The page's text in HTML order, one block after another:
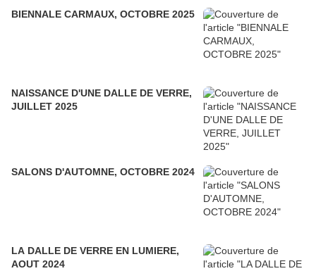
BIENNALE CARMAUX, OCTOBRE 2025
NAISSANCE D'UNE DALLE DE VERRE,
JUILLET 2025
SALONS D'AUTOMNE, OCTOBRE 2024
LA DALLE DE VERRE EN LUMIERE,
AOUT 2024